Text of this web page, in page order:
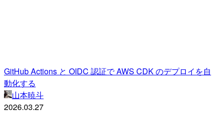
GitHub Actions と OIDC 認証で AWS CDK のデプロイを自
動化する
山本暁斗
2026.03.27